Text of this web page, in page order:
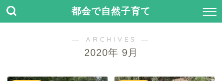
都会で自然子育て
― ARCHIVES ―
2020年 9月